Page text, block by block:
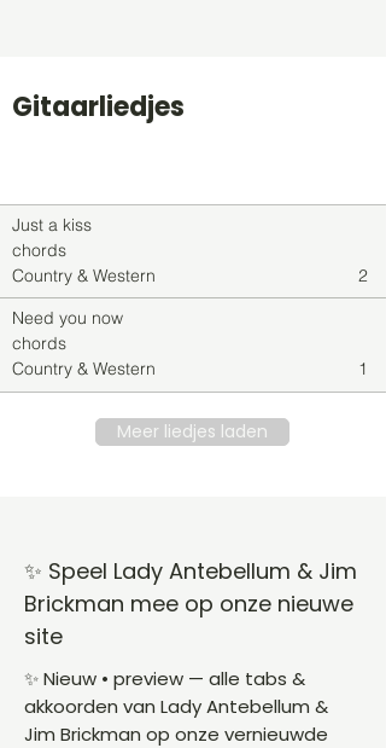
Gitaarliedjes
Just a kiss
chords
Country & Western
2
Need you now
chords
Country & Western
1
Meer liedjes laden
✨ Speel Lady Antebellum & Jim
Brickman mee op onze nieuwe
site
✨ Nieuw • preview — alle tabs &
akkoorden van Lady Antebellum &
Jim Brickman op onze vernieuwde